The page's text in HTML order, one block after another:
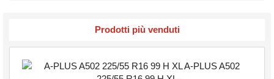
Prodotti più venduti